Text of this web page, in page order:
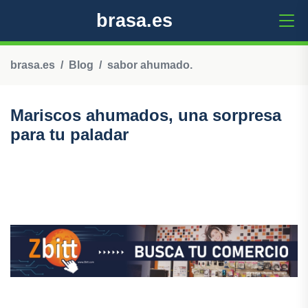
brasa.es
brasa.es Blog sabor ahumado.
Mariscos ahumados, una sorpresa
para tu paladar